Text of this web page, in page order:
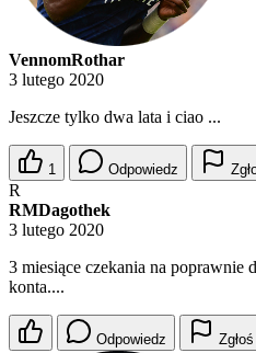
VennomRothar
3 lutego 2020
Jeszcze tylko dwa lata i ciao ...
1 Odpowiedz
R
RMDagothek
3 lutego 2020
3 miesiące czekania na poprawnie
konta....
Odpowiedz Zgłoś